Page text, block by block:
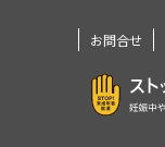
お問合せ